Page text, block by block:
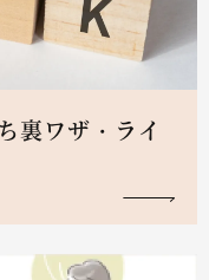
裏ワザ・ライ